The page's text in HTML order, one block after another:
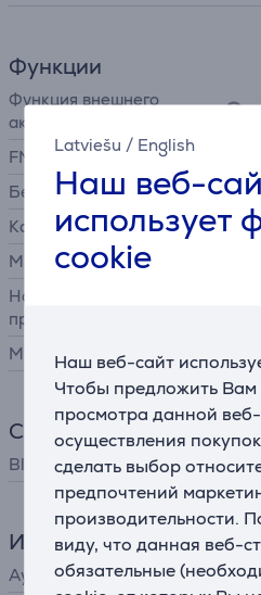
Latviešu / English
Наш веб-
использует
cookie
Наш веб-сайт
Чтобы предложить
просмотра данной
осуществления
сделать выбор
предпочтений
производительности.
виду, что данная веб-
обязательные
Функции
Функция внешнего
аккумулятора
FM-радио
Беспроводная зарядка
Караоке
Микрофон
Настройка при помощи
приложения
Мультирум
Соединение
Bluetooth
Интерфейсы
Аудиовход 3,5 мм